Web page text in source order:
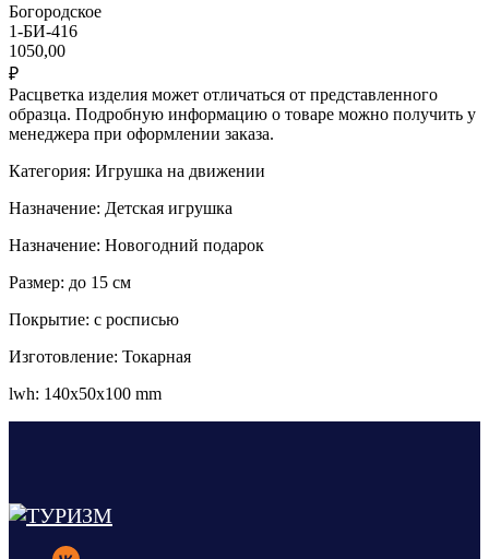
Богородское
1-БИ-416
1050,00
₽
Расцветка изделия может отличаться от представленного
образца. Подробную информацию о товаре можно получить у
менеджера при оформлении заказа.
Категория: Игрушка на движении
Назначение: Детская игрушка
Назначение: Новогодний подарок
Размер: до 15 см
Покрытие: с росписью
Изготовление: Токарная
lwh: 140x50x100 mm